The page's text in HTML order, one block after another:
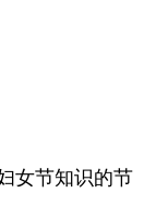
女节知识的节